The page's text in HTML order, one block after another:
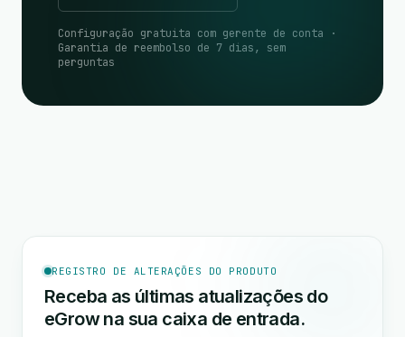
Configuração gratuita com gerente de conta ·
Garantia de reembolso de 7 dias, sem
perguntas
REGISTRO DE ALTERAÇÕES DO PRODUTO
Receba as últimas atualizações do
eGrow na sua caixa de entrada.